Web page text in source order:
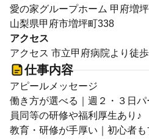
愛の家グループホーム 甲府増坪
山梨県甲府市増坪町338
アクセス
アクセス 市立甲府病院より徒
仕事内容
アピールメッセージ
働き方が選べる｜週２・３日
員同等の研修や福利厚生あり♪
教育・研修が手厚い｜初心者